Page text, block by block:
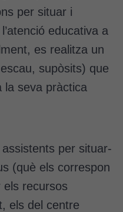
per situar i
educativa a
es realitza un
supòsits) que
la seva pràctica
per situar-
(què els correspon
recursos
els del centre